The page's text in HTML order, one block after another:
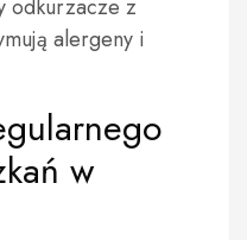
odkurzacze z
alergeny i
w